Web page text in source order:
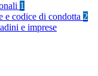
1
e codice di condotta 2
e imprese